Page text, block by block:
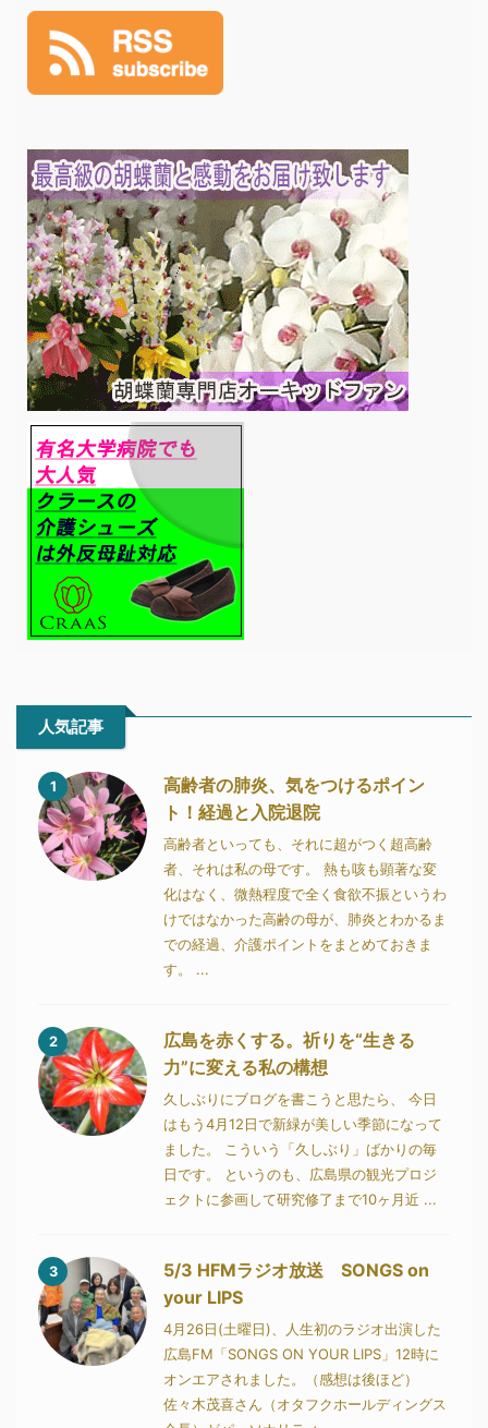
人気記事
1
高齢者の肺炎、気をつけるポイン
ト！経過と入院退院
高齢者といっても、それに超がつく超高齢
者、それは私の母です。 熱も咳も顕著な変
化はなく、微熱程度で全く食欲不振というわ
けではなかった高齢の母が、肺炎とわかるま
での経過、介護ポイントをまとめておきま
す。 ...
2
広島を赤くする。祈りを“生きる
力”に変える私の構想
久しぶりにブログを書こうと思たら、 今日
はもう4月12日で新緑が美しい季節になって
ました。 こういう「久しぶり」ばかりの毎
日です。 というのも、広島県の観光プロジ
ェクトに参画して研究修了まで10ヶ月近 ...
3
5/3 HFMラジオ放送 SONGS on
your LIPS
4月26日(土曜日)、人生初のラジオ出演した
広島FM「SONGS ON YOUR LIPS」12時に
オンエアされました。（感想は後ほど）
佐々木茂喜さん（オタフクホールディングス